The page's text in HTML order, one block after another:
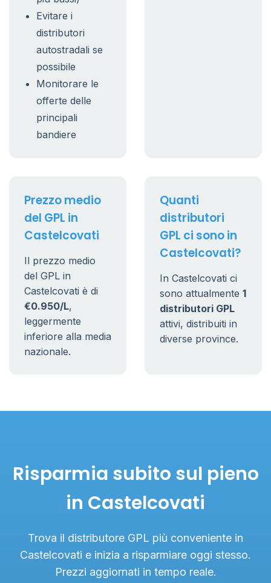
Evitare i
distributori
autostradali se
possibile
Monitorare le
offerte delle
principali
bandiere
Prezzo medio
del GPL in
Castelcovati
Il prezzo medio
del GPL in
Castelcovati è di
€0.950/L,
leggermente
inferiore alla media
nazionale.
Quanti
distributori
GPL ci sono in
Castelcovati?
In Castelcovati ci
sono attualmente 1
distributori GPL
attivi, distribuiti in
diverse province.
Risparmia subito sul pieno
in Castelcovati
Trova il distributore GPL più conveniente in
Castelcovati e inizia a risparmiare oggi stesso.
Prezzi aggiornati in tempo reale.